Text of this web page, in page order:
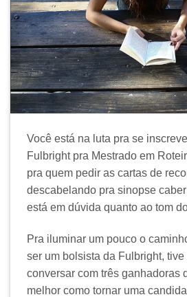
Você está na luta pra se
Fulbright pra Mestrado em
pra quem pedir as cartas de
descabelando pra sinopse
está em dúvida quanto ao tom
Pra iluminar um pouco o
ser um bolsista da Fulbright, tive
conversar com três ganhadoras
melhor como tornar uma